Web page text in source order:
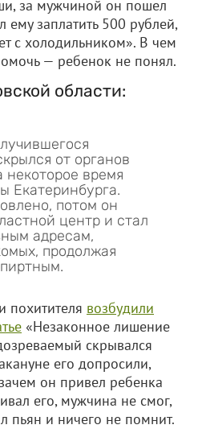
за мужчиной он пошел
ему заплатить 500 рублей,
с холодильником». В чем
— ребенок не понял.
области:
от органов
время
Екатеринбурга.
потом он
центр и стал
адресам,
продолжая
похитителя возбудили
«Незаконное лишение
скрывался
его допросили,
он привел ребенка
его, мужчина не смог,
пьян и ничего не помнит.